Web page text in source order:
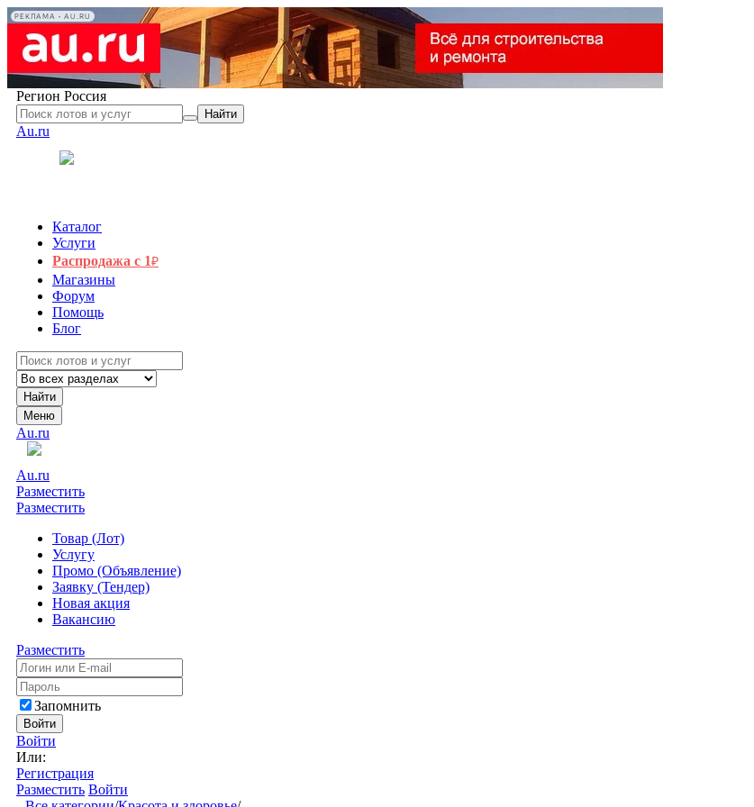
РЕКЛАМА • AU.RU
Регион Россия
Найти
Au.ru
Каталог
Услуги
Распродажа с 1₽
Магазины
Форум
Помощь
Блог
Найти
Меню
Au.ru
Au.ru
Разместить
Разместить
Товар (Лот)
Услугу
Промо (Объявление)
Заявку (Тендер)
Новая акция
Вакансию
Разместить
Запомнить
Войти
Войти
Или:
Регистрация
Разместить Войти